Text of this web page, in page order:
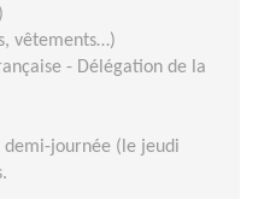
vêtements…)
- Délégation de la
demi-journée (le jeudi